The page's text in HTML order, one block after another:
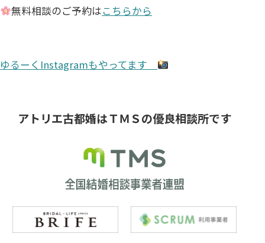
無料相談のご予約はこちらから
ゆるーくInstagramもやってます
アトリエ古都婚はＴＭＳの優良相談所です